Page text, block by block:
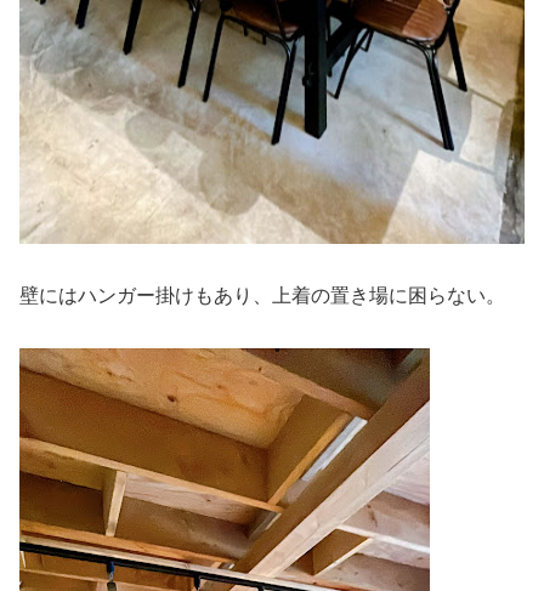
壁にはハンガー掛けもあり、上着の置き場に困らない。